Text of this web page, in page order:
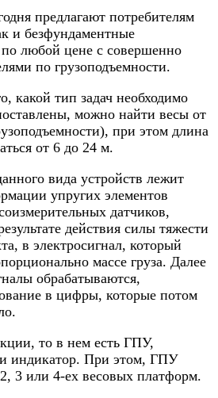
предлагают потребителям
и безфундаментные
любой цене с совершенно
по грузоподъемности.
какой тип задач необходимо
можно найти весы от
при этом длина
от 6 до 24 м.
вида устройств лежит
упругих элементов
датчиков,
действия силы тяжести
в электросигнал, который
массе груза. Далее
обрабатываются,
в цифры, которые потом
то в нем есть ГПУ,
индикатор. При этом, ГПУ
3 или 4-ех весовых платформ.